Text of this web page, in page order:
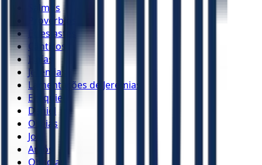
Salmos
Provérbios
Eclesiastes
Cânticos
Isaías
Jeremias
Lamentações de Jeremias
Ezequiel
Daniel
Oséias
Joel
Amós
Obadias